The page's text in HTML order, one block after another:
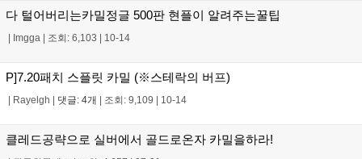
다 털어버리는카밀정글 500판 현플이 알려주는꿀팁
Imgga 조회: 6,103 10-14
P]7.20패치 스플릿 카밀 (※스테락의 버프)
Rayelgh 댓글: 4개 조회: 9,109 10-14
클레드공략으로 실버에서 골드로온자 카밀을하라!